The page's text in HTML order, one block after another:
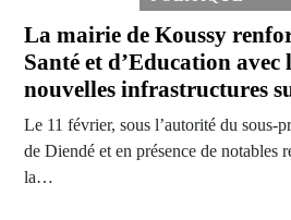
La mairie de Koussy
Santé et d’Education avec
nouvelles infrastructures
Le 11 février, sous l’autorité du sous-
de Diendé et en présence de notables
la…